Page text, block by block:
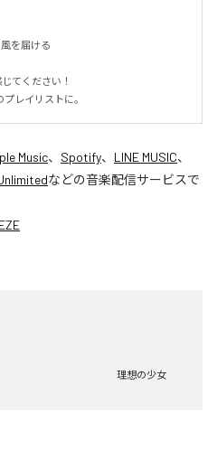
を届ける
レイリストに。
Music、 Spotify、 LINE MUSIC、
などの音楽配信サービスで
理想の少女